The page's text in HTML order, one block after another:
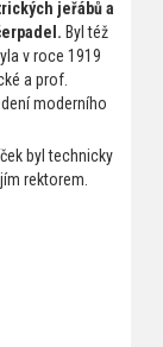
jeřábů a
Byl též
v roce 1919
a prof.
moderního
byl technicky
rektorem.